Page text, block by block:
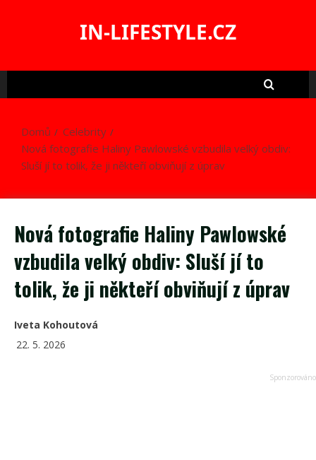
IN-LIFESTYLE.CZ
Domů
Celebrity
Nová fotografie Haliny Pawlowské vzbudila velký obdiv:
Sluší jí to tolik, že ji někteří obviňují z úprav
Nová fotografie Haliny Pawlowské
vzbudila velký obdiv: Sluší jí to
tolik, že ji někteří obviňují z úprav
Iveta Kohoutová
22. 5. 2026